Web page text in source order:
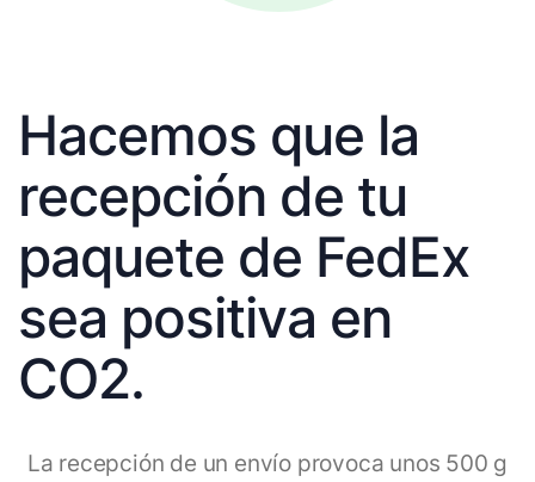
Hacemos que la
recepción de tu
paquete de FedEx
sea positiva en
CO2.
La recepción de un envío provoca unos 500 g